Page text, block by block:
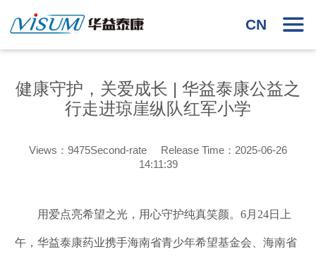
CN
健康守护，关爱成长 | 华益泰康公益之
行走进琼崖纵队红军小学
Views：9475Second-rate Release Time：2025-06-26
14:11:39
用爱点亮希望之光，用心守护纯真笑颜。6月24日上
午，华益泰康药业携手海南省青少年希望基金会、海南省